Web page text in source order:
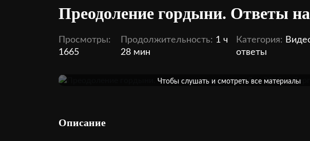
Преодоление гордыни. Ответы
Просмотры:
1665
Продолжительность: 1 ч
28 мин
Категория:
ответы
Оформить подписку
Чтобы слушать и смотреть все материалы
Описание